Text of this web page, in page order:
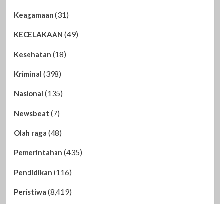
Keagamaan (31)
KECELAKAAN (49)
Kesehatan (18)
Kriminal (398)
Nasional (135)
Newsbeat (7)
Olah raga (48)
Pemerintahan (435)
Pendidikan (116)
Peristiwa (8,419)